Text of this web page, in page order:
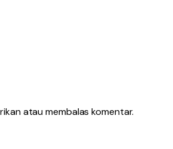
atau membalas komentar.